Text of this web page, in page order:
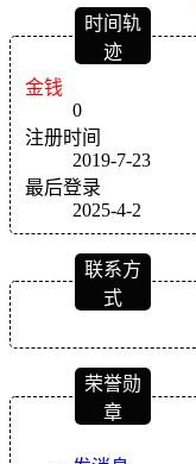
时间轨
迹
金钱
0
注册时间
2019-7-23
最后登录
2025-4-2
联系方
式
荣誉勋
章